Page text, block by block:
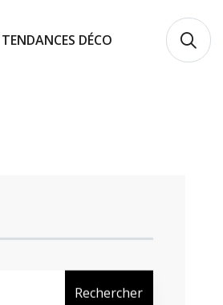
TENDANCES DÉCO
Rechercher